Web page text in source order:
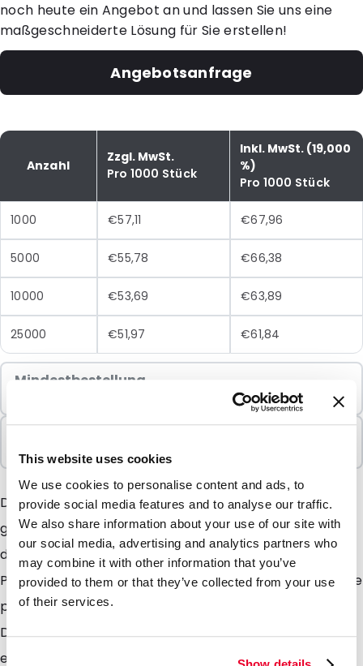
This website uses cookies
We use cookies to personalise content and ads, to
provide social media features and to analyse our traffic.
We also share information about your use of our site with
our social media, advertising and analytics partners who
may combine it with other information that you’ve
provided to them or that they’ve collected from your use
of their services.
noch heute ein Angebot an und lassen Sie uns eine
maßgeschneiderte Lösung für Sie erstellen!
Angebotsanfrage
Anzahl
Zzgl. MwSt.
Pro 1000 Stück
Inkl. MwSt. (19,000
%)
Pro 1000 Stück
1000 €57,11 €67,96
5000 €55,78 €66,38
10000 €53,69 €63,89
25000 €51,97 €61,84
Mindestbestellung
1000 Einheiten
DocuBag-Verpackungen bieten perfekten Schutz
gegen Feuchtigkeit und grobe Behandlung während
des Transportes. Sie bestehen aus hochwertigem
Polyethylen und sind natürlich selbstklebend, wobei sie
perfekt und dauerhaft auf jedem Untergrund haften.
Das Einstecken der Dokumente und die Versiegelung
erfolgt sicher und schnell. Sie können die DocuBag